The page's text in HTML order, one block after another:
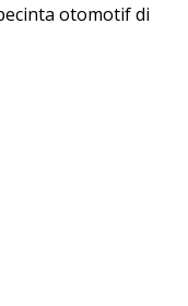
otomotif di